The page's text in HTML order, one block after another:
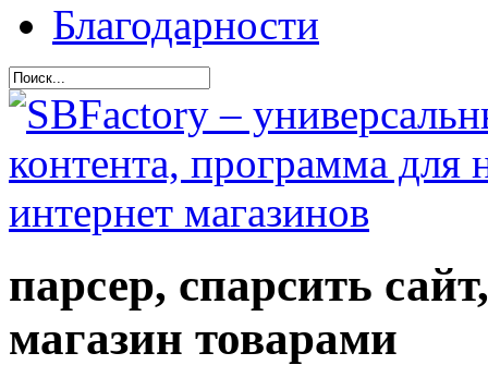
Благодарности
парсер, спарсить
магазин товарами